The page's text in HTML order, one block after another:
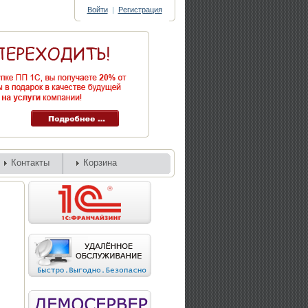
Войти | Регистрация
Контакты Корзина